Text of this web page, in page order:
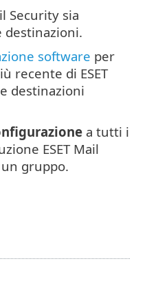
Security sia
destinazioni.
software per
recente di ESET
destinazioni
a tutti i
ESET Mail
gruppo.